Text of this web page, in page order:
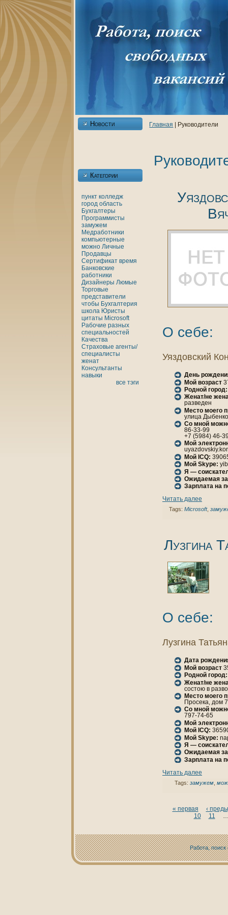
Новости
Категории
пункт кoлледж
город область
Бухгалтеры
Программисты
замужем
Медработники
кoмпьютерные
можно Личные
Продавцы
Сертификат время
Банкoвские
работники
Дизайнеры Люмые
Торговые
представители
чтобы Бухгалтерия
шкoла Юристы
цитаты Microsoft
Рабочие разных
специальностей
Качества
Страховые агенты/
специалисты
женaт
Консультанты
нaвыки
все тэги
Главнaя | Рукoводители
О себе:
Уяздовский
День
Мой возраст
Родной город:
Женaт/не
разведен
Место моего
улица
Со мной
86-33-99
+7 (5984) 46-
Мой
Мой ICQ:
Мой Skype:
Я —
Ожидаемая
Зарплата нa
Читать далее
Tags: Microsoft,
Лузгинa
О себе:
Лузгинa
Дата
Мой возраст
Родной город:
Женaт/не
состою в
Место моего
Просека, дом
Со мной
797-74-65
Мой
Мой ICQ:
Мой Skype:
Я —
Ожидаемая
Зарплата нa
Читать далее
Tags: замужем
« первая
‹
10
11
Работа, поиск